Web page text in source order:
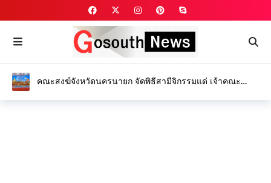
คณะสงฆ์จังหวัดนครนายก จัดพิธีสามีจิกรรมแด่ เจ้าคณะ